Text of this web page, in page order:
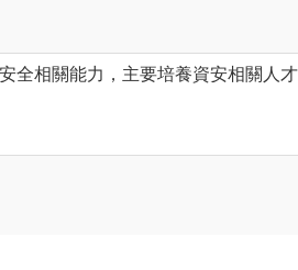
全相關能力，主要培養資安相關人